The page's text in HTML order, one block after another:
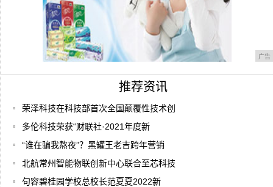
广告
推荐资讯
荣泽科技在科技部首次全国颠覆性技术创
多伦科技荣获“财联社·2021年度新
“谁在骗我熬夜”？黑罐王老吉跨年营销
北航常州智能物联创新中心联合至芯科技
句容碧桂园学校总校长范夏夏2022新